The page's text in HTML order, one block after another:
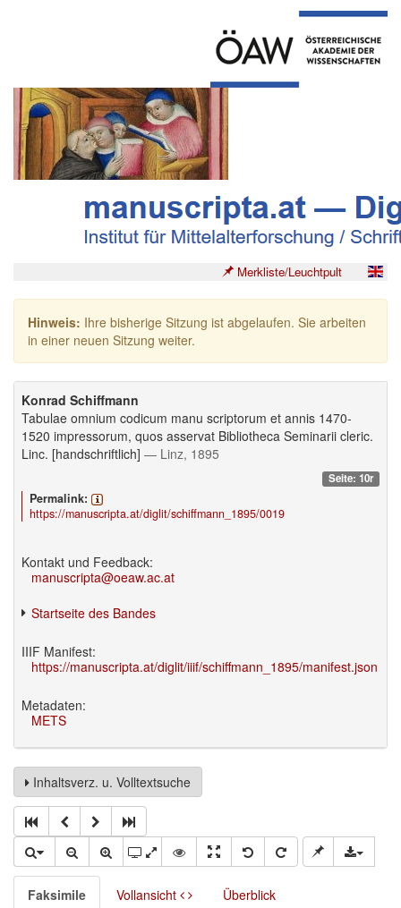
Merkliste/Leuchtpult
Hinweis: Ihre bisherige Sitzung ist abgelaufen. Sie arbeiten
in einer neuen Sitzung weiter.
Konrad Schiffmann
Tabulae omnium codicum manu scriptorum et annis 1470-
1520 impressorum, quos asservat Bibliotheca Seminarii cleric.
Linc. [handschriftlich] — Linz, 1895
Seite: 10r
Permalink:
https://manuscripta.at/diglit/schiffmann_1895/0019
Kontakt und Feedback:
manuscripta@oeaw.ac.at
Startseite des Bandes
IIIF Manifest:
https://manuscripta.at/diglit/iiif/schiffmann_1895/manifest.json
Metadaten:
METS
Inhaltsverz. u. Volltextsuche
Faksimile Vollansicht Überblick